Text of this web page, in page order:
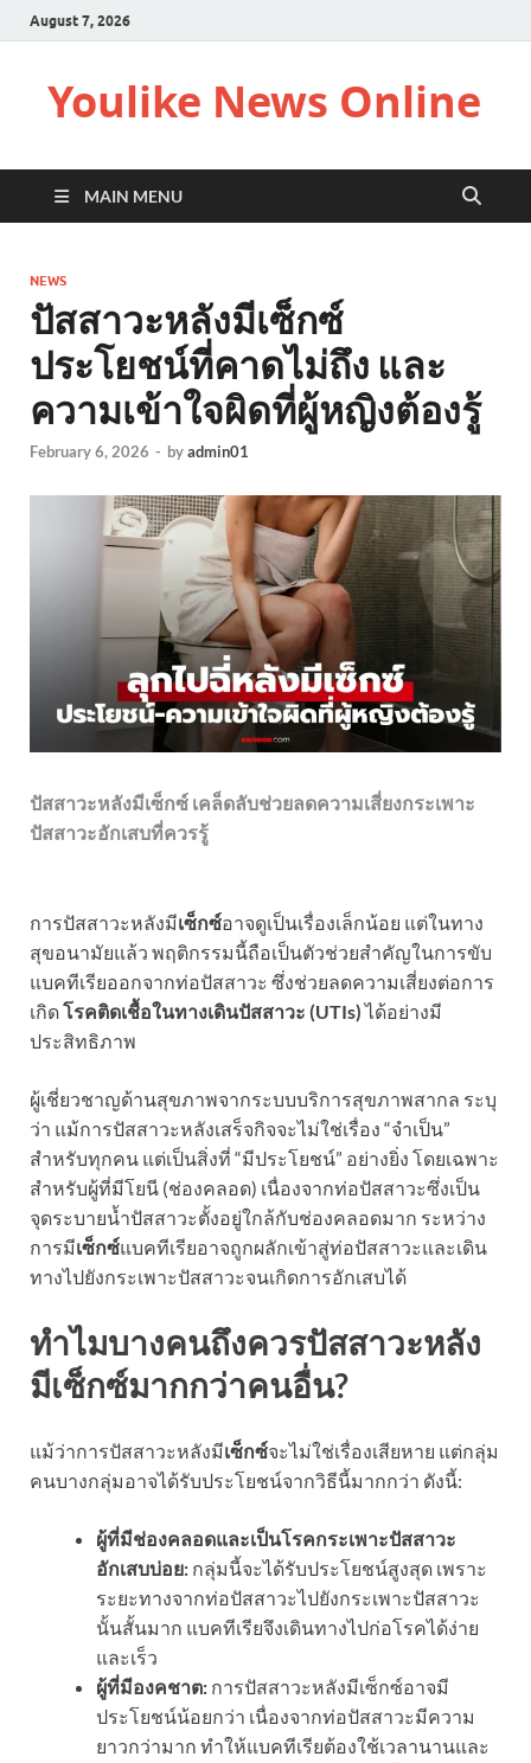
August 7, 2026
Youlike News Online
MAIN MENU
NEWS
ปัสสาวะหลังมีเซ็กซ์
ประโยชน์ที่คาดไม่ถึง และ
ความเข้าใจผิดที่ผู้หญิงต้องรู้
February 6, 2026 - byadmin01
ปัสสาวะหลังมีเซ็กซ์ เคล็ดลับช่วยลดความเสี่ยงกระเพาะ
ปัสสาวะอักเสบที่ควรรู้
การปัสสาวะหลังมีเซ็กซ์อาจดูเป็นเรื่องเล็กน้อย แต่ในทาง
สุขอนามัยแล้ว พฤติกรรมนี้ถือเป็นตัวช่วยสำคัญในการขับ
แบคทีเรียออกจากท่อปัสสาวะ ซึ่งช่วยลดความเสี่ยงต่อการ
เกิดโรคติดเชื้อในทางเดินปัสสาวะ (UTIs)ได้อย่างมี
ประสิทธิภาพ
ผู้เชี่ยวชาญด้านสุขภาพจากระบบบริการสุขภาพสากล ระบุ
ว่า แม้การปัสสาวะหลังเสร็จกิจจะไม่ใช่เรื่อง “จำเป็น”
สำหรับทุกคน แต่เป็นสิ่งที่ “มีประโยชน์” อย่างยิ่ง โดยเฉพาะ
สำหรับผู้ที่มีโยนี (ช่องคลอด) เนื่องจากท่อปัสสาวะซึ่งเป็น
จุดระบายน้ำปัสสาวะตั้งอยู่ใกล้กับช่องคลอดมาก ระหว่าง
การมีเซ็กซ์แบคทีเรียอาจถูกผลักเข้าสู่ท่อปัสสาวะและเดิน
ทางไปยังกระเพาะปัสสาวะจนเกิดการอักเสบได้
ทำไมบางคนถึงควรปัสสาวะหลัง
มีเซ็กซ์มากกว่าคนอื่น?
แม้ว่าการปัสสาวะหลังมีเซ็กซ์จะไม่ใช่เรื่องเสียหาย แต่กลุ่ม
คนบางกลุ่มอาจได้รับประโยชน์จากวิธีนี้มากกว่า ดังนี้:
ผู้ที่มีช่องคลอดและเป็นโรคกระเพาะปัสสาวะ
อักเสบบ่อย: กลุ่มนี้จะได้รับประโยชน์สูงสุด เพราะ
ระยะทางจากท่อปัสสาวะไปยังกระเพาะปัสสาวะ
นั้นสั้นมาก แบคทีเรียจึงเดินทางไปก่อโรคได้ง่าย
และเร็ว
ผู้ที่มีองคชาต: การปัสสาวะหลังมีเซ็กซ์อาจมี
ประโยชน์น้อยกว่า เนื่องจากท่อปัสสาวะมีความ
ยาวกว่ามาก ทำให้แบคทีเรียต้องใช้เวลานานและ